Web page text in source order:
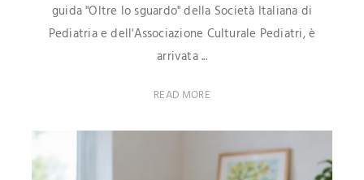
guida "Oltre lo sguardo" della Società Italiana di
Pediatria e dell'Associazione Culturale Pediatri, è
arrivata ...
READ MORE